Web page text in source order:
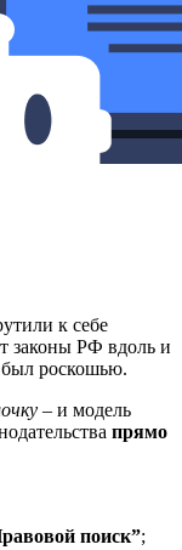
к себе
законы РФ вдоль и
был роскошью.
– и модель
прямо
поиск”;